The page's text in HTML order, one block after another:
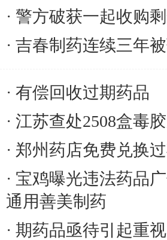
警方破获一起收购
吉春制药连续三年
有偿回收过期药品
江苏查处2508盒毒
郑州药店免费兑换
宝鸡曝光违法药品
通用善美制药
期药品亟待引起重视